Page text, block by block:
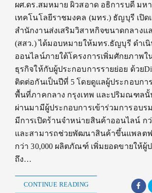
ผศ.ดร.สมหมาย ผิวสอาด อธิการบดี มห
เทคโนโลยีราชมงคล (มทร.) ธัญบุรี เปิด
สำนักงานส่งเสริมวิสาหกิจขนาดกลางแ
(สสว.) ได้มอบหมายให้มทร.ธัญบุรี ดำเ
ออนไลน์ภายใต้โครงการเพิ่มศักยภาพใ
ธุรกิจให้กับผู้ประกอบการรายย่อย ด้วย
ติดต่อกันเป็นปีที่ 5 โดยดูแลผู้ประกอบกา
พื้นที่ภาคกลาง กรุงเทพ และปริมณฑลนั้
ผ่านมามีผู้ประกอบการเข้าร่วมการอบรม
มีการเปิดร้านจำหน่ายสินค้าออนไลน์ กว่
และสามารถช่วยพัฒนาสินค้าขึ้นแพลต
กว่า 30,000 ผลิตภัณฑ์ เพิ่มยอดขายให้ผู้
ถึง…
CONTINUE READING